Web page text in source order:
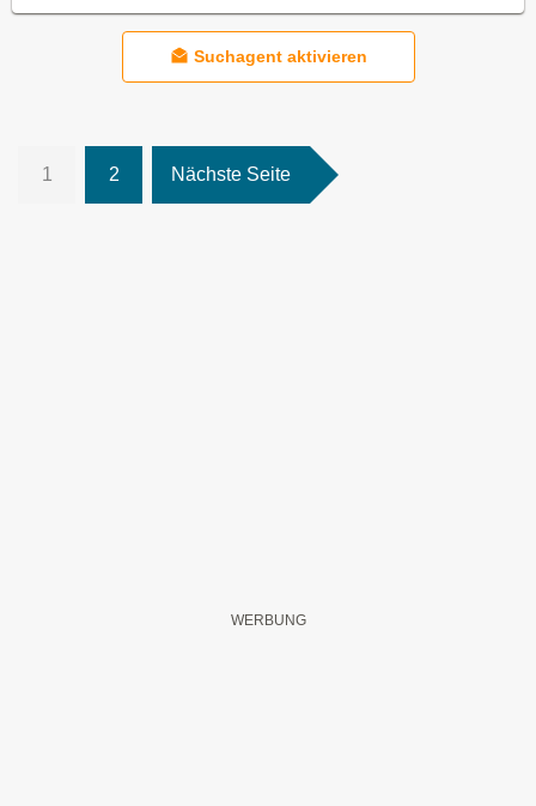
Suchagent aktivieren
1 2 Nächste Seite